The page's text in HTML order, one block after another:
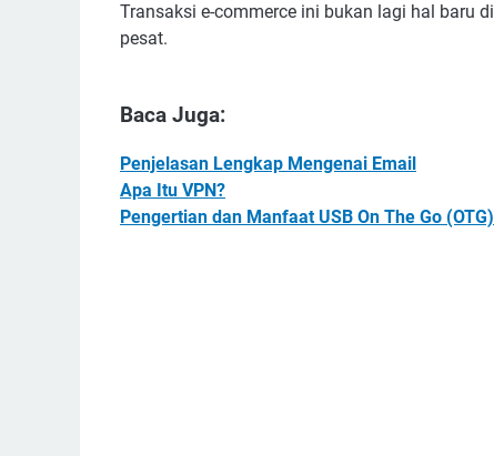
Transaksi e-commerce ini bukan lagi hal baru
pesat.
Baca Juga:
Penjelasan Lengkap Mengenai Email
Apa Itu VPN?
Pengertian dan Manfaat USB On The Go (OTG)